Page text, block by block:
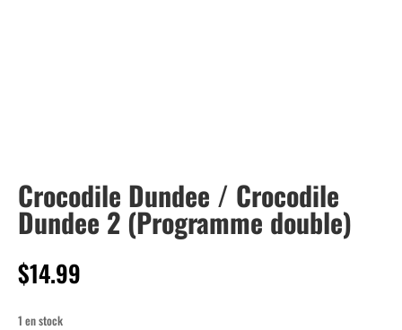
Crocodile Dundee / Crocodile
Dundee 2 (Programme double)
$14.99
1 en stock